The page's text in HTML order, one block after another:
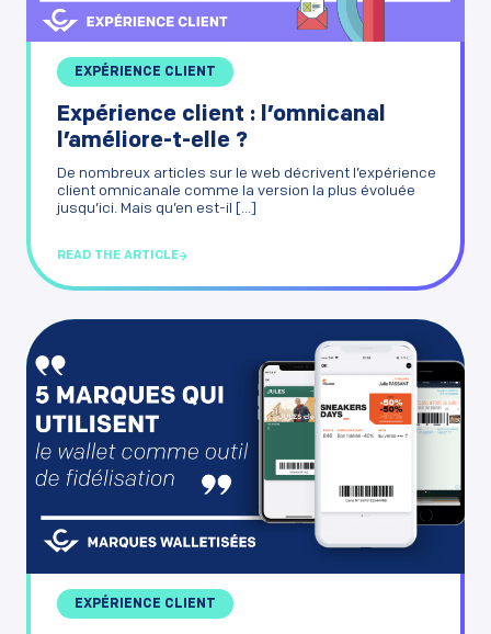
EXPÉRIENCE CLIENT
Expérience client : l’omnicanal
l’améliore-t-elle ?
De nombreux articles sur le web décrivent l’expérience
client omnicanale comme la version la plus évoluée
jusqu’ici. Mais qu’en est-il [...]
READ THE ARTICLE
EXPÉRIENCE CLIENT